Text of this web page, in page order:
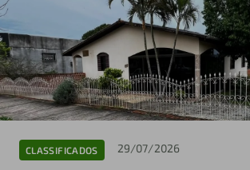
CLASSIFICADOS 29/07/2026